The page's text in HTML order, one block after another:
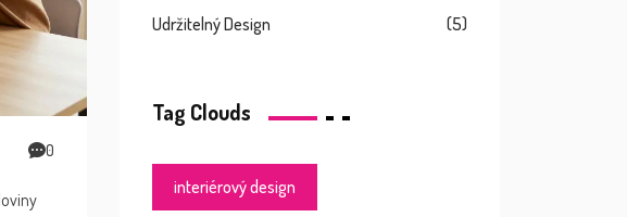
0
Udržitelný Design (5)
Tag Clouds
interiérový design